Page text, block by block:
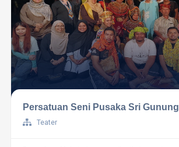
Persatuan Seni Pusaka Sri Gunung
Teater